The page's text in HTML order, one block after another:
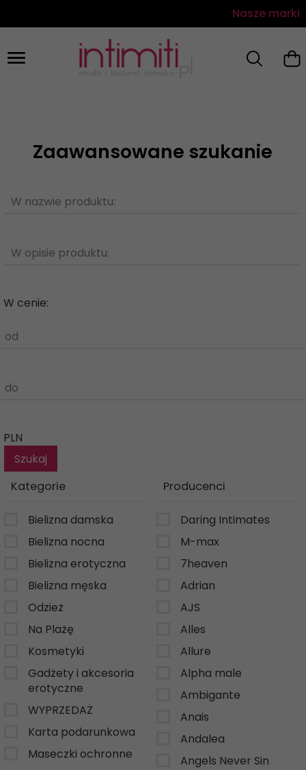
Nasze marki
Zaawansowane szukanie
W nazwie produktu:
W opisie produktu:
W cenie:
od
do
PLN
Kategorie
Bielizna damska
Bielizna nocna
Bielizna erotyczna
Bielizna męska
Odzież
Na Plażę
Kosmetyki
Gadżety i akcesoria
erotyczne
WYPRZEDAŻ
Karta podarunkowa
Maseczki ochronne
Producenci
Daring Intimates
M-max
7heaven
Adrian
AJS
Alles
Allure
Alpha male
Ambigante
Anais
Andalea
Angels Never Sin